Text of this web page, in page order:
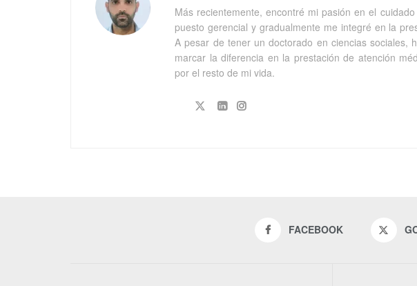
Más recientemente, encontré mi pasión en el
puesto gerencial y gradualmente me integré en la
A pesar de tener un doctorado en ciencias sociales,
marcar la diferencia en la prestación de atención
por el resto de mi vida.
FACEBOOK